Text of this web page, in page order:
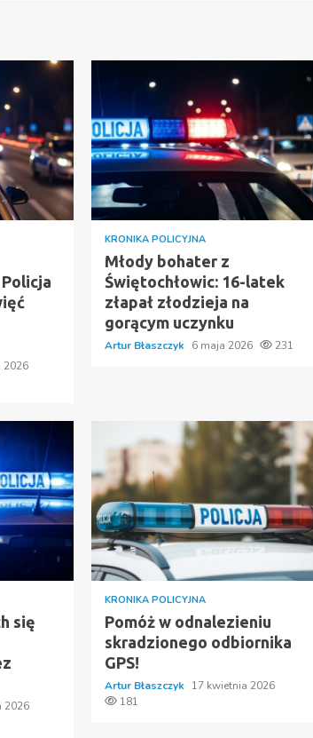
2026
KRONIKA POLICYJNA
Młody bohater z
Świętochłowic: 16-latek
złapał złodzieja na
gorącym uczynku
Artur Błaszczyk 6 maja 2026 231
się
2026
KRONIKA POLICYJNA
Pomóż w odnalezieniu
skradzionego odbiornika
GPS!
Artur Błaszczyk 17 kwietnia 2026
181